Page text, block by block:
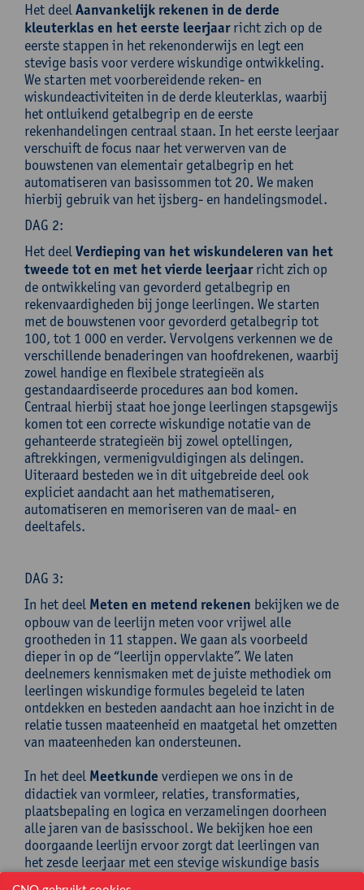
Het deelAanvankelijk rekenen in de derde
kleuterklas en het eerste leerjaarricht zich op de
eerste stappen in het rekenonderwijs en legt een
stevige basis voor verdere wiskundige ontwikkeling.
We starten met voorbereidende reken- en
wiskundeactiviteiten in de derde kleuterklas, waarbij
het ontluikend getalbegrip en de eerste
rekenhandelingen centraal staan. In het eerste leerjaar
verschuift de focus naar het verwerven van de
bouwstenen van elementair getalbegrip en het
automatiseren van basissommen tot 20. We maken
hierbij gebruik van het ijsberg- en handelingsmodel.
DAG 2:
Het deelVerdieping van het wiskundeleren van het
tweede tot en met het vierde leerjaarricht zich op
de ontwikkeling van gevorderd getalbegrip en
rekenvaardigheden bij jonge leerlingen. We starten
met de bouwstenen voor gevorderd getalbegrip tot
100, tot 1 000 en verder. Vervolgens verkennen we de
verschillende benaderingen van hoofdrekenen, waarbij
zowel handige en flexibele strategieën als
gestandaardiseerde procedures aan bod komen.
Centraal hierbij staat hoe jonge leerlingen stapsgewijs
komen tot een correcte wiskundige notatie van de
gehanteerde strategieën bij zowel optellingen,
aftrekkingen, vermenigvuldigingen als delingen.
Uiteraard besteden we in dit uitgebreide deel ook
expliciet aandacht aan het mathematiseren,
automatiseren en memoriseren van de maal- en
deeltafels.
DAG 3:
In het deel Meten en metend rekenen bekijken we de
opbouw van de leerlijn meten voor vrijwel alle
grootheden in 11 stappen. We gaan als voorbeeld
dieper in op de “leerlijn oppervlakte”. We laten
deelnemers kennismaken met de juiste methodiek om
leerlingen wiskundige formules begeleid te laten
ontdekken en besteden aandacht aan hoe inzicht in de
relatie tussen maateenheid en maatgetal het omzetten
van maateenheden kan ondersteunen.
In het deel Meetkunde verdiepen we ons in de
didactiek van vormleer, relaties, transformaties,
plaatsbepaling en logica en verzamelingen doorheen
alle jaren van de basisschool. We bekijken hoe een
doorgaande leerlijn ervoor zorgt dat leerlingen van
het zesde leerjaar met een stevige wiskundige basis